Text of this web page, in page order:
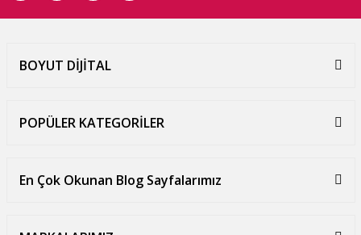
BOYUT DİJİTAL
POPÜLER KATEGORİLER
En Çok Okunan Blog Sayfalarımız